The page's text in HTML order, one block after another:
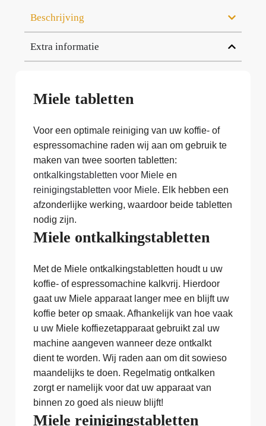
Beschrijving
Extra informatie
Miele tabletten
Voor een optimale reiniging van uw koffie- of
espressomachine raden wij aan om gebruik te
maken van twee soorten tabletten:
ontkalkingstabletten voor Miele en
reinigingstabletten voor Miele. Elk hebben een
afzonderlijke werking, waardoor beide tabletten
nodig zijn.
Miele ontkalkingstabletten
Met de Miele ontkalkingstabletten houdt u uw
koffie- of espressomachine kalkvrij. Hierdoor
gaat uw Miele apparaat langer mee en blijft uw
koffie beter op smaak. Afhankelijk van hoe vaak
u uw Miele koffiezetapparaat gebruikt zal uw
machine aangeven wanneer deze ontkalkt
dient te worden. Wij raden aan om dit sowieso
maandelijks te doen. Regelmatig ontkalken
zorgt er namelijk voor dat uw apparaat van
binnen zo goed als nieuw blijft!
Miele reinigingstabletten